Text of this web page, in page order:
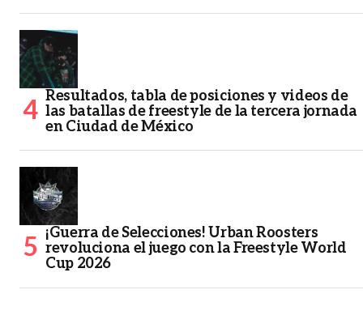
Resultados, tabla de posiciones y videos de
las batallas de freestyle de la tercera jornada
en Ciudad de México
¡Guerra de Selecciones! Urban Roosters
revoluciona el juego con la Freestyle World
Cup 2026